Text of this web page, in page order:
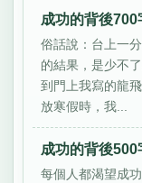
成功的背後700
俗話說：台上一
的結果，是少不
到門上我寫的龍
放寒假時，我...
成功的背後500
每個人都渴望成